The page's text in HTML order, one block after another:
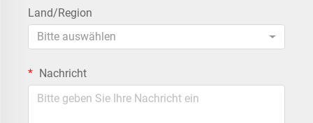
Land/Region
Bitte auswählen
Nachricht